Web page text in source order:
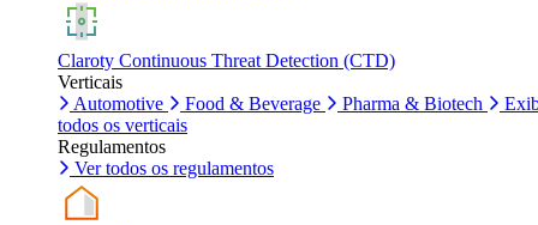
Claroty Continuous Threat Detection (CTD)
Verticais
Automotive
Food & Beverage Pharma & Biotech
todos os verticais
Regulamentos
Ver todos os regulamentos